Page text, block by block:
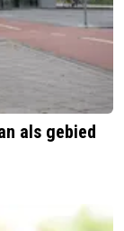
als gebied